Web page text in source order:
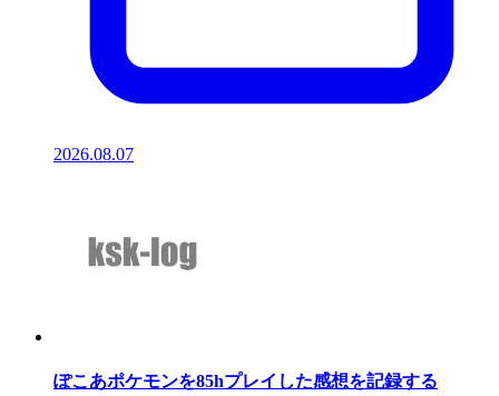
2026.08.07
ぽこあポケモンを85hプレイした感想を記録する